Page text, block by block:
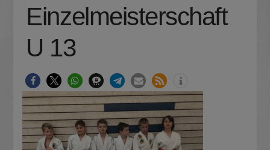
Einzelmeisterschaft
U 13